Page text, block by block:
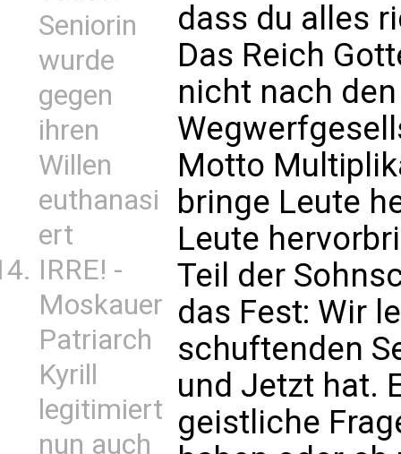
Seniorin
wurde
gegen
ihren
Willen
euthanasi
ert
IRRE! -
Moskauer
Patriarch
Kyrill
legitimiert
nun auch
dass du alles
Das Reich
nicht nach
Motto
bringe Leute
Leute
Teil der
das Fest: Wir
schuftenden
und Jetzt hat.
geistliche